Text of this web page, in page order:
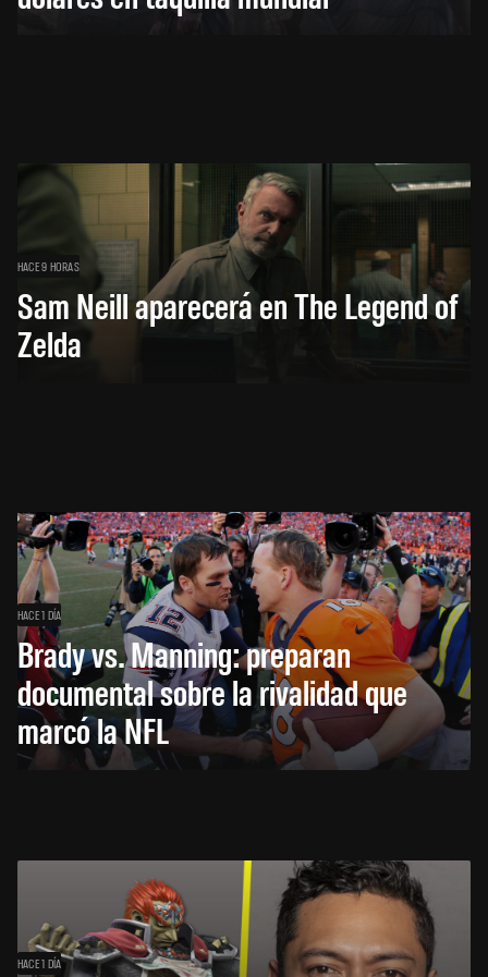
HACE 9 HORAS
Sam Neill aparecerá en The Legend of
Zelda
HACE 1 DÍA
Brady vs. Manning: preparan
documental sobre la rivalidad que
marcó la NFL
HACE 1 DÍA